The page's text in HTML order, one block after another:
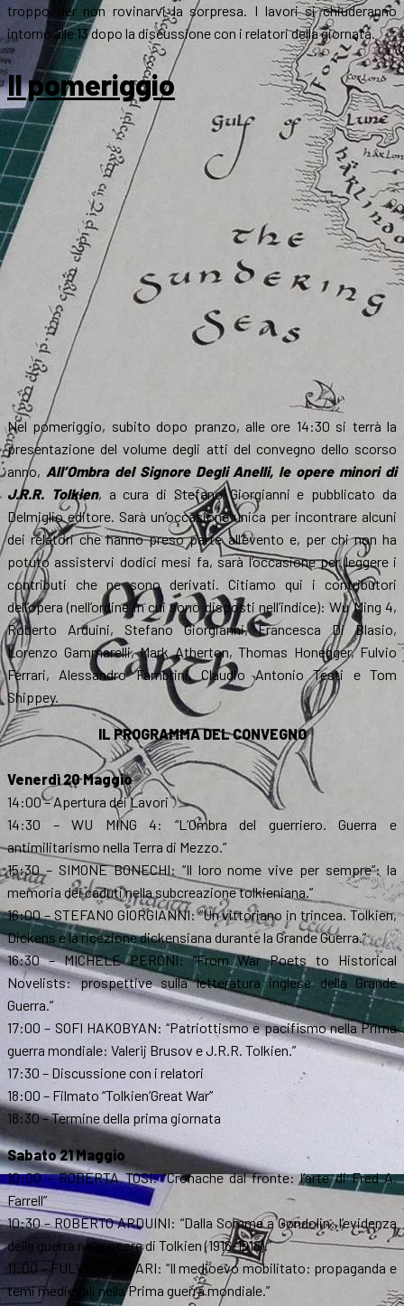
troppo per non rovinarvi la sorpresa. I lavori si chiuderanno
intorno alle 13 dopo la discussione con i relatori della giornata.
Il pomeriggio
Nel pomeriggio, subito dopo pranzo, alle ore 14:30 si terrà la
presentazione del volume degli atti del convegno dello scorso
anno, All’Ombra del Signore Degli Anelli, le opere minori di
J.R.R. Tolkien, a cura di Stefano Giorgianni e pubblicato da
Delmiglio editore. Sarà un’occasione unica per incontrare alcuni
dei relatori che hanno preso parte all’evento e, per chi non ha
potuto assistervi dodici mesi fa, sarà l’occasione per leggere i
contributi che ne sono derivati. Citiamo qui i contributori
dell’opera (nell’ordine in cui sono disposti nell’indice): Wu Ming 4,
Roberto Arduini, Stefano Giorgianni, Francesca Di Blasio,
Lorenzo Gammarelli, Mark Atherton, Thomas Honegger, Fulvio
Ferrari, Alessandro Fambrini, Claudio Antonio Testi e Tom
Shippey.
IL PROGRAMMA DEL CONVEGNO
Venerdì 20 Maggio
14:00 – Apertura dei Lavori
14:30 – WU MING 4: “L’Ombra del guerriero. Guerra e
antimilitarismo nella Terra di Mezzo.”
15:30 – SIMONE BONECHI: “Il loro nome vive per sempre”: la
memoria dei caduti nella subcreazione tolkieniana.”
16:00 – STEFANO GIORGIANNI: “Un vittoriano in trincea. Tolkien,
Dickens e la ricezione dickensiana durante la Grande Guerra.”
16:30 – MICHELE PERONI: “From War Poets to Historical
Novelists: prospettive sulla letteratura inglese della Grande
Guerra.”
17:00 – SOFI HAKOBYAN: “Patriottismo e pacifismo nella Prima
guerra mondiale: Valerij Brusov e J.R.R. Tolkien.”
17:30 – Discussione con i relatori
18:00 – Filmato “Tolkien’Great War”
18:30 – Termine della prima giornata
Sabato 21 Maggio
10:00 – ROBERTA TOSI: “Cronache dal fronte: l’arte di Fred A.
Farrell”
10:30 – ROBERTO ARDUINI: “Dalla Somme a Gondolin: l’evidenza
della guerra nelle opere di Tolkien (1916-1918).”
11:00 – FULVIO FERRARI: “Il medioevo mobilitato: propaganda e
temi medievali nella Prima guerra mondiale.”